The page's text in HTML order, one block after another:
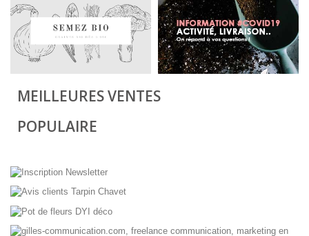
MEILLEURES VENTES
POPULAIRE